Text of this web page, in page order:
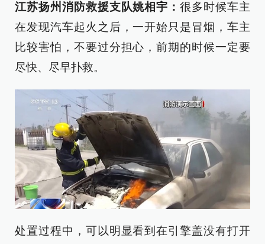
江苏扬州消防救援支队姚相宇：很多时候车主
在发现汽车起火之后，一开始只是冒烟，车主
比较害怕，不要过分担心，前期的时候一定要
尽快、尽早扑救。
处置过程中，可以明显看到在引擎盖没有打开